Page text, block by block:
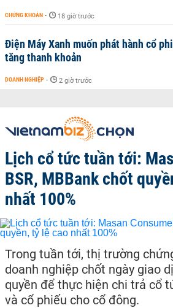
CHỨNG KHOÁN - 18 giờ trước
Điện Máy Xanh muốn phát hành cổ
tăng thanh khoản
DOANH NGHIỆP - 2 giờ trước
Lịch cổ tức tuần tới:
BSR, MBBank chốt
nhất 100%
Trong tuần tới, thị trường
doanh nghiệp chốt ngày giao
quyền để thực hiện chi trả cổ
và cổ phiếu cho cổ đông.